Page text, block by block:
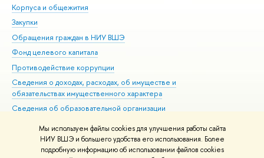
Мы используем файлы cookies для улучшения работы сайта
НИУ ВШЭ и большего удобства его использования. Более
подробную информацию об использовании файлов cookies
Корпуса и общежития
Закупки
Обращения граждан в НИУ ВШЭ
Фонд целевого капитала
Противодействие коррупции
Сведения о доходах, расходах, об имуществе и
обязательствах имущественного характера
Сведения об образовательной организации
Людям с ограниченными возможностями здоровья
Единая платежная страница
Работа в Вышке